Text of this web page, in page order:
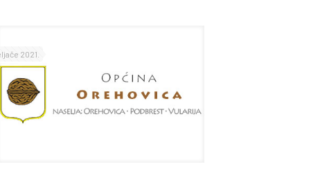
2021.